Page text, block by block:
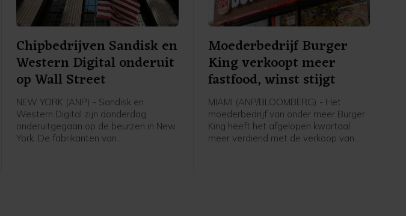
Chipbedrijven Sandisk en
Western Digital onderuit
op Wall Street
NEW YORK (ANP) - Sandisk en
Western Digital zijn donderdag
onderuitgegaan op de beurzen in New
York. De fabrikanten van
Moederbedrijf Burger
King verkoopt meer
fastfood, winst stijgt
MIAMI (ANP/BLOOMBERG) - Het
moederbedrijf van onder meer Burger
King heeft het afgelopen kwartaal
meer verdiend met de verkoop van